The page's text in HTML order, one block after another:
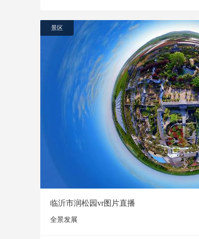
景区
临沂市润松园vr图片直播
全景发展